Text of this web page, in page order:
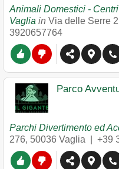
Animali Domestici -
Vaglia in Via delle Serre
3920657764
Parco
Parchi Divertimento ed
276, 50036 Vaglia +39